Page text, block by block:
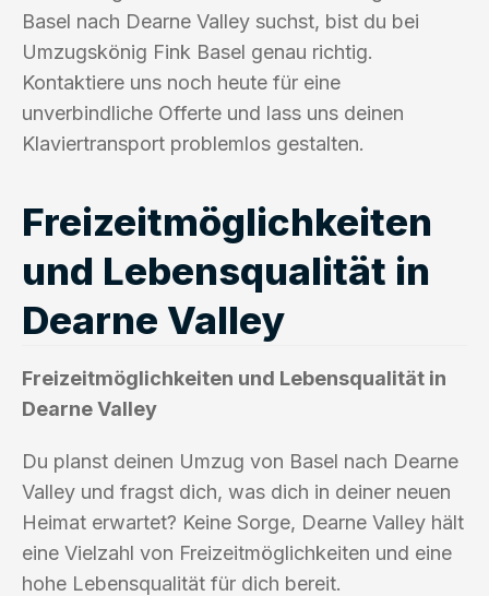
Basel nach Dearne Valley suchst, bist du bei
Umzugskönig Fink Basel genau richtig.
Kontaktiere uns noch heute für eine
unverbindliche Offerte und lass uns deinen
Klaviertransport problemlos gestalten.
Freizeitmöglichkeiten
und Lebensqualität in
Dearne Valley
Freizeitmöglichkeiten und Lebensqualität in
Dearne Valley
Du planst deinen Umzug von Basel nach Dearne
Valley und fragst dich, was dich in deiner neuen
Heimat erwartet? Keine Sorge, Dearne Valley hält
eine Vielzahl von Freizeitmöglichkeiten und eine
hohe Lebensqualität für dich bereit.